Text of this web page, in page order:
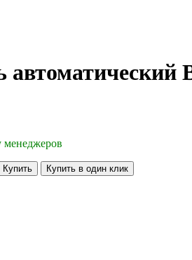
менеджеров